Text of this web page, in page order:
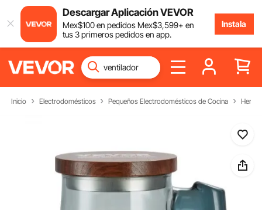
Descargar Aplicación VEVOR
Mex$100en pedidos Mex$3,599+ en
tus 3 primeros pedidos en app.
Instala
Inicio Electrodomésticos Pequeños Electrodomésticos de Cocina